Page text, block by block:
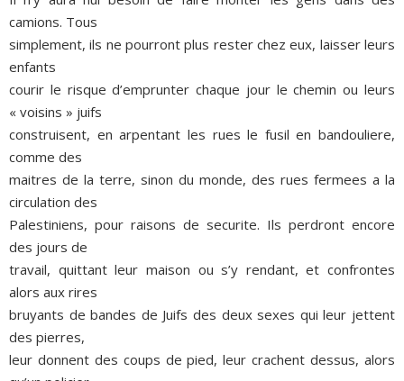
camions. Tous
simplement, ils ne pourront plus rester chez eux, laisser leurs
enfants
courir le risque d’emprunter chaque jour le chemin ou leurs
« voisins » juifs
construisent, en arpentant les rues le fusil en bandouliere,
comme des
maitres de la terre, sinon du monde, des rues fermees a la
circulation des
Palestiniens, pour raisons de securite. Ils perdront encore
des jours de
travail, quittant leur maison ou s’y rendant, et confrontes
alors aux rires
bruyants de bandes de Juifs des deux sexes qui leur jettent
des pierres,
leur donnent des coups de pied, leur crachent dessus, alors